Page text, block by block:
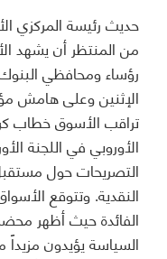
حديث رئيسة المركزي
من المنتظر أن يشهد
الإثنين وعلى هامش
تراقب الأسوق خطاب
الأوروبي في اللجنة
التصريحات حول
النقدية. وتتوقع
الفائدة حيث أظهر
السياسة يؤيدون